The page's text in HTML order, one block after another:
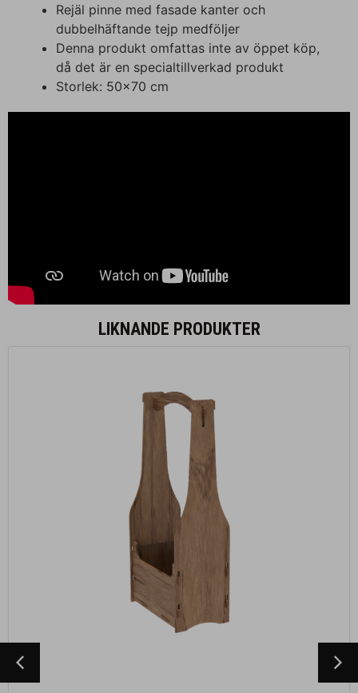
Rejäl pinne med fasade kanter och
dubbelhäftande tejp medföljer
Denna produkt omfattas inte av öppet köp,
då det är en specialtillverkad produkt
Storlek: 50×70 cm
LIKNANDE PRODUKTER